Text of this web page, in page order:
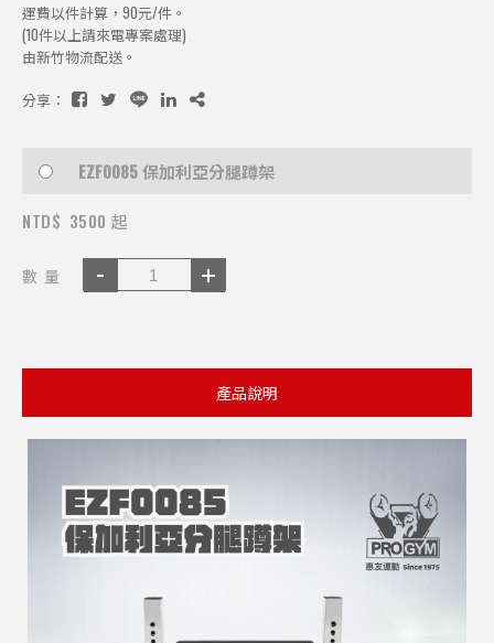
運費以件計算，90元/件。
(10件以上請來電專案處理)
由新竹物流配送。
分享：
EZF0085 保加利亞分腿蹲架
NTD$ 3500 起
數 量
產品說明